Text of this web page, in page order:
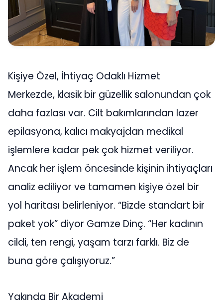
Kişiye Özel, İhtiyaç Odaklı Hizmet
Merkezde, klasik bir güzellik salonundan çok
daha fazlası var. Cilt bakımlarından lazer
epilasyona, kalıcı makyajdan medikal
işlemlere kadar pek çok hizmet veriliyor.
Ancak her işlem öncesinde kişinin ihtiyaçları
analiz ediliyor ve tamamen kişiye özel bir
yol haritası belirleniyor. “Bizde standart bir
paket yok” diyor Gamze Dinç. “Her kadının
cildi, ten rengi, yaşam tarzı farklı. Biz de
buna göre çalışıyoruz.”
Yakında Bir Akademi